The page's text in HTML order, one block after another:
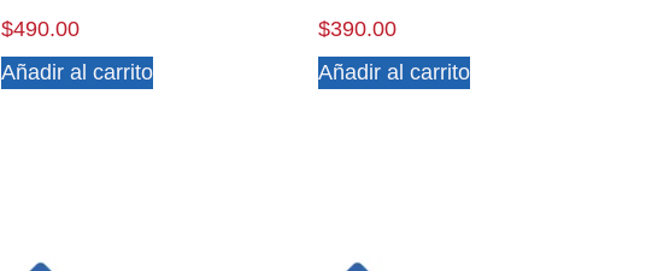
$490.00
Añadir al carrito
$390.00
Añadir al carrito